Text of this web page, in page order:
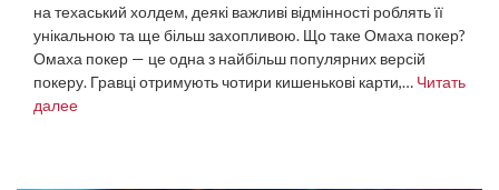
на техаський холдем, деякі важливі відмінності роблять її
унікальною та ще більш захопливою. Що таке Омаха покер?
Омаха покер — це одна з найбільш популярних версій
покеру. Гравці отримують чотири кишенькові карти,… Читать
далее